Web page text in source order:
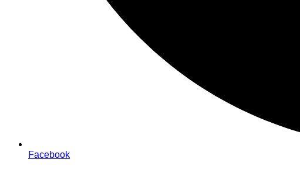
Facebook